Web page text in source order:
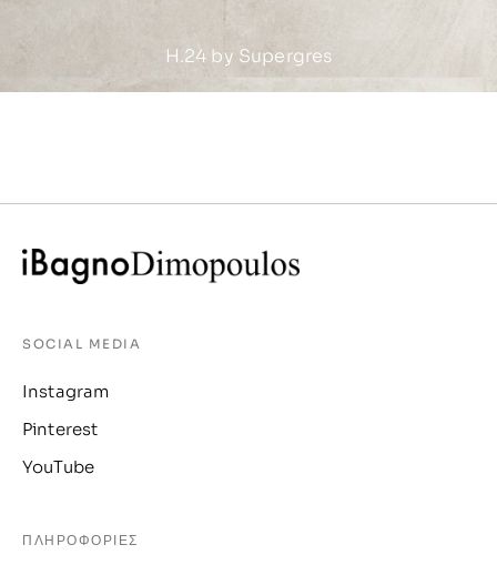
H.24 by Supergres
SOCIAL MEDIA
Instagram
Pinterest
YouTube
ΠΛΗΡΟΦΟΡΙΕΣ